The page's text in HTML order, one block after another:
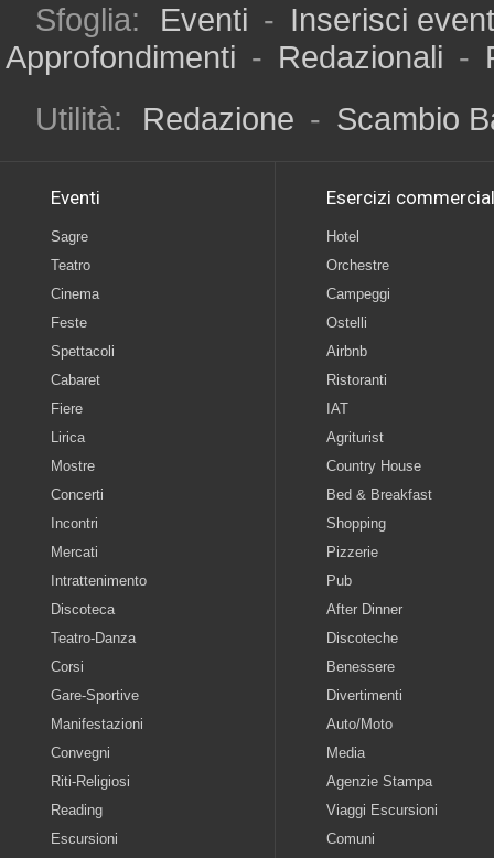
Sfoglia: Eventi - Inserisci
Approfondimenti - Redazionali -
Utilità:
Redazione - Scambio
Eventi
Sagre
Teatro
Cinema
Feste
Spettacoli
Cabaret
Fiere
Lirica
Mostre
Concerti
Incontri
Mercati
Intrattenimento
Discoteca
Teatro-Danza
Corsi
Gare-Sportive
Manifestazioni
Convegni
Riti-Religiosi
Reading
Escursioni
Esercizi
Hotel
Orchestre
Campeggi
Ostelli
Airbnb
Ristoranti
IAT
Agriturist
Country House
Bed & Breakfast
Shopping
Pizzerie
Pub
After Dinner
Discoteche
Benessere
Divertimenti
Auto/Moto
Media
Agenzie Stampa
Viaggi Escursioni
Comuni